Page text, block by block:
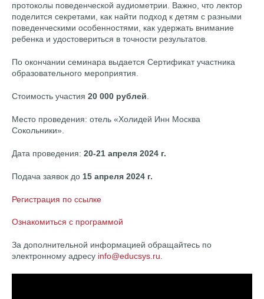
протоколы поведенческой аудиометрии. Важно, что лектор
поделится секретами, как найти подход к детям с разными
поведенческими особенностями, как удержать внимание
ребенка и удостовериться в точности результатов.
По окончании семинара выдается Сертификат участника
образовательного мероприятия.
Стоимость участия 20 000 рублей
Место проведения: отель «Холидей Инн Москва
Сокольники».
Дата проведения: 20-21 апреля 2024 г.
Подача заявок до 15 апреля 2024 г.
Регистрация по ссылке
Ознакомиться с программой
За дополнительной информацией обращайтесь по
электронному адресу info@educsys.ru